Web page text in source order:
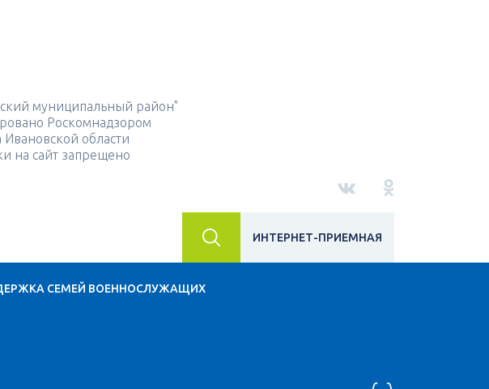
муниципальный район"
Роскомнадзором
области
на сайт запрещено
ИНТЕРНЕТ-ПРИЕМНАЯ
СЕМЕЙ ВОЕННОСЛУЖАЩИХ